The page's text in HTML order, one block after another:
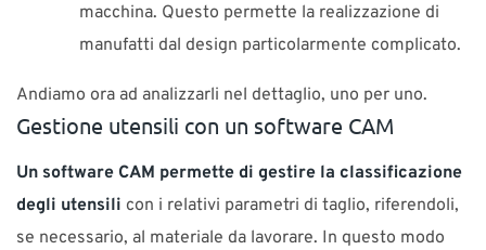
macchina. Questo permette la realizzazione di
manufatti dal design particolarmente complicato.
Andiamo ora ad analizzarli nel dettaglio, uno per uno.
Gestione utensili con un software CAM
Un software CAM permette di gestire la classificazione
degli utensili con i relativi parametri di taglio, riferendoli,
se necessario, al materiale da lavorare. In questo modo